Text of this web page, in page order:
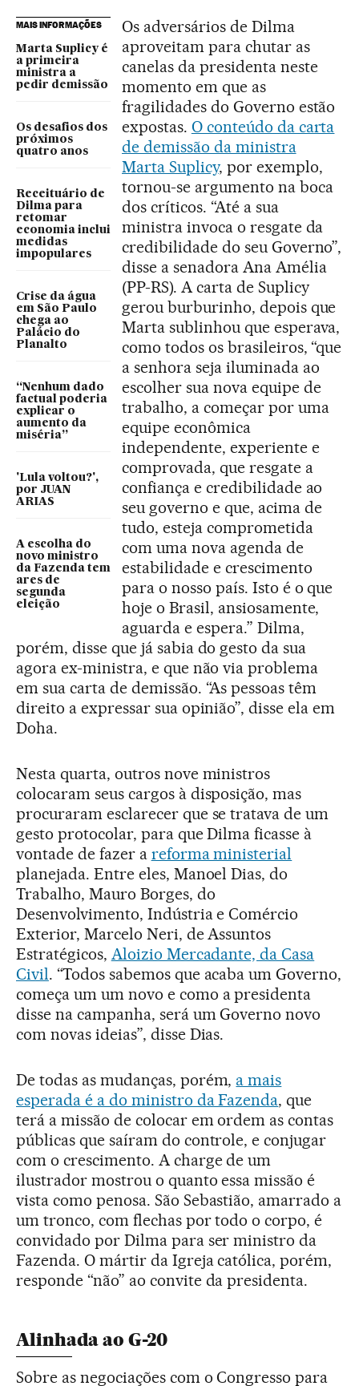
MAIS INFORMAÇÕES
Marta Suplicy é
a primeira
ministra a
pedir demissão
Os desafios dos
próximos
quatro anos
Receituário de
Dilma para
retomar
economia inclui
medidas
impopulares
Crise da água
em São Paulo
chega ao
Palácio do
Planalto
“Nenhum dado
factual poderia
explicar o
aumento da
miséria”
'Lula voltou?',
por JUAN
ARIAS
A escolha do
novo ministro
da Fazenda tem
ares de
segunda
eleição
Os adversários de Dilma
aproveitam para chutar as
canelas da presidenta neste
momento em que as
fragilidades do Governo estão
expostas. O conteúdo da carta
de demissão da ministra
Marta Suplicy, por exemplo,
tornou-se argumento na boca
dos críticos. “Até a sua
ministra invoca o resgate da
credibilidade do seu Governo”,
disse a senadora Ana Amélia
(PP-RS). A carta de Suplicy
gerou burburinho, depois que
Marta sublinhou que esperava,
como todos os brasileiros, “que
a senhora seja iluminada ao
escolher sua nova equipe de
trabalho, a começar por uma
equipe econômica
independente, experiente e
comprovada, que resgate a
confiança e credibilidade ao
seu governo e que, acima de
tudo, esteja comprometida
com uma nova agenda de
estabilidade e crescimento
para o nosso país. Isto é o que
hoje o Brasil, ansiosamente,
aguarda e espera.” Dilma,
porém, disse que já sabia do gesto da sua
agora ex-ministra, e que não via problema
em sua carta de demissão. “As pessoas têm
direito a expressar sua opinião”, disse ela em
Doha.
Nesta quarta, outros nove ministros
colocaram seus cargos à disposição, mas
procuraram esclarecer que se tratava de um
gesto protocolar, para que Dilma ficasse à
vontade de fazer a reforma ministerial
planejada. Entre eles, Manoel Dias, do
Trabalho, Mauro Borges, do
Desenvolvimento, Indústria e Comércio
Exterior, Marcelo Neri, de Assuntos
Estratégicos, Aloizio Mercadante, da Casa
Civil. “Todos sabemos que acaba um Governo,
começa um um novo e como a presidenta
disse na campanha, será um Governo novo
com novas ideias”, disse Dias.
De todas as mudanças, porém, a mais
esperada é a do ministro da Fazenda, que
terá a missão de colocar em ordem as contas
públicas que saíram do controle, e conjugar
com o crescimento. A charge de um
ilustrador mostrou o quanto essa missão é
vista como penosa. São Sebastião, amarrado a
um tronco, com flechas por todo o corpo, é
convidado por Dilma para ser ministro da
Fazenda. O mártir da Igreja católica, porém,
responde “não” ao convite da presidenta.
Alinhada ao G-20
Sobre as negociações com o Congresso para